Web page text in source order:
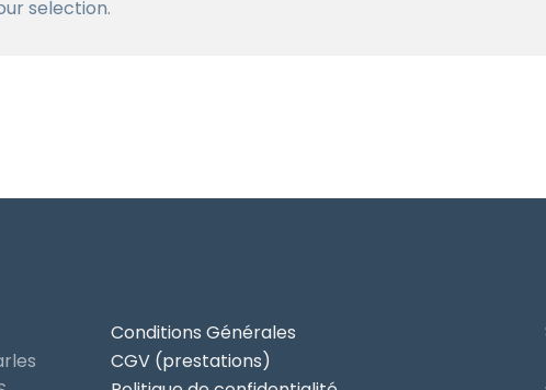
selection.
Conditions Générales
CGV (prestations)